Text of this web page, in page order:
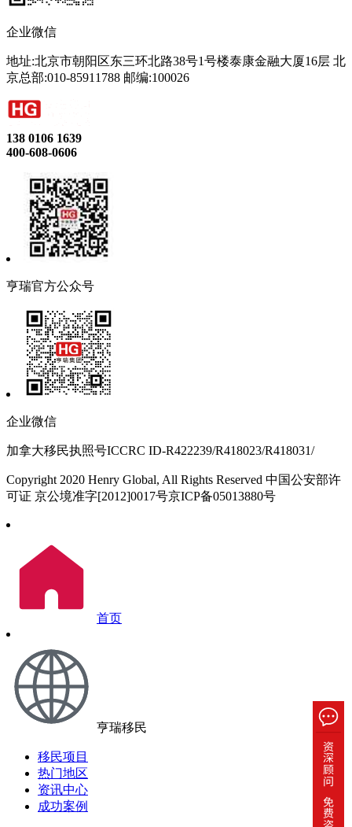
企业微信
地址:北京市朝阳区东三环北路38号1号楼泰康金融大厦16层 北
京总部:010-85911788 邮编:100026
138 0106 1639
400-608-0606
亨瑞官方公众号
企业微信
加拿大移民执照号ICCRC ID-R422239/R418023/R418031/
Copyright 2020 Henry Global, All Rights Reserved 中国公安部许
可证 京公境准字[2012]0017号京ICP备05013880号
首页
亨瑞移民
移民项目
热门地区
资讯中心
成功案例